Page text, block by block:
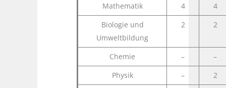
Mathematik 4
4
Biologie und
Umweltbildung
2 2
Chemie –
–
Physik
–
2